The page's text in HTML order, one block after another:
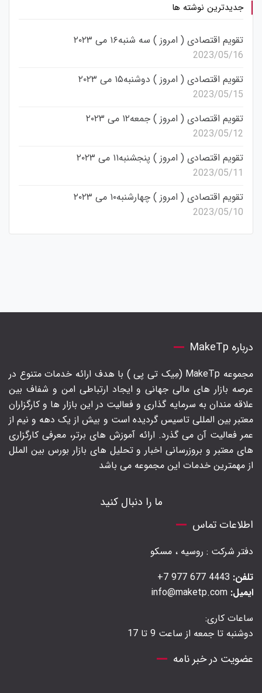
جدیدترین نوشته ها
تقویم اقتصادی ( امروز ) سه شنبه۱۶ می ۲۰۲۳
2023/05/16
تقویم اقتصادی ( امروز ) دوشنبه۱۵ می ۲۰۲۳
2023/05/15
تقویم اقتصادی ( امروز ) جمعه۱۲ می ۲۰۲۳
2023/05/12
تقویم اقتصادی ( امروز ) پنجشنبه۱۱ می ۲۰۲۳
2023/05/11
تقویم اقتصادی ( امروز ) چهارشنبه۱۰ می ۲۰۲۳
2023/05/10
درباره MakeTp
مجموعه MakeTp (مِیک تی پی ) با هدف ارائه خدمات متنوع در
عرصه بازار های مالی جهانی و ایجاد ارتباطی امن و شفاف بین
علاقه مندان به سرمایه گذاری و فعالیت در این بازار ها و کارگزاران
معتبر بین المللی تاسیس گردیده است و بیش از یک دهه و نیم از
عمر فعالیت آن می گذرد. ارائه آموزش های برتر‍، معرفی کارگزاری
های معتبر و بروزرسانی اخبار و تحلیل های بازار بورس بین الملل
از مهمترین خدمات این مجموعه می باشد
ما را دنبال کنید
اطلاعات تماس
دفتر شرکت : روسیه ، مسکو
تلفن:
ایمیل:
ساعات کاری:
دوشنبه تا جمعه از ساعت 9 تا 17
عضویت در خبر نامه